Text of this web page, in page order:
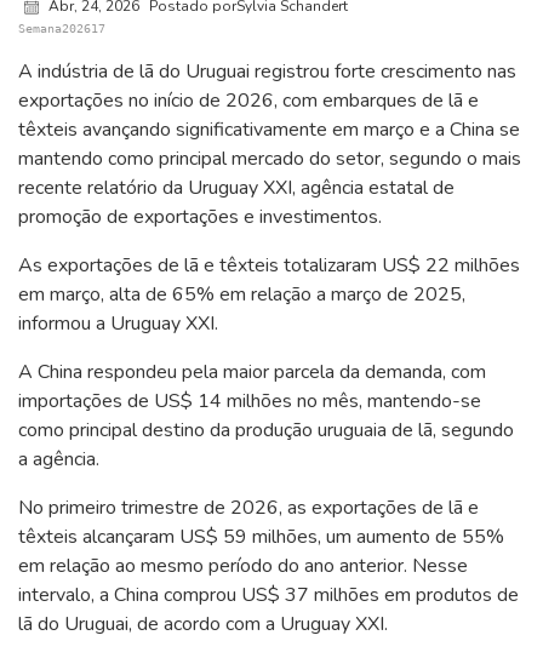
Abr, 24, 2026 Postado porSylvia Schandert
Semana202617
A indústria de lã do Uruguai registrou forte crescimento nas
exportações no início de 2026, com embarques de lã e
têxteis avançando significativamente em março e a China se
mantendo como principal mercado do setor, segundo o mais
recente relatório da Uruguay XXI, agência estatal de
promoção de exportações e investimentos.
As exportações de lã e têxteis totalizaram US$ 22 milhões
em março, alta de 65% em relação a março de 2025,
informou a Uruguay XXI.
A China respondeu pela maior parcela da demanda, com
importações de US$ 14 milhões no mês, mantendo-se
como principal destino da produção uruguaia de lã, segundo
a agência.
No primeiro trimestre de 2026, as exportações de lã e
têxteis alcançaram US$ 59 milhões, um aumento de 55%
em relação ao mesmo período do ano anterior. Nesse
intervalo, a China comprou US$ 37 milhões em produtos de
lã do Uruguai, de acordo com a Uruguay XXI.